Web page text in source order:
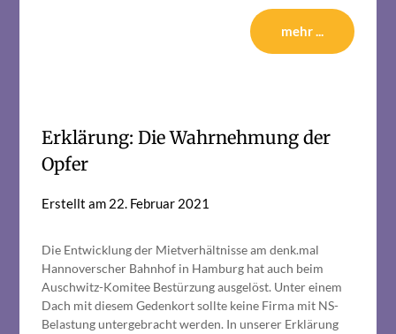
mehr ...
Erklärung: Die Wahrnehmung der
Opfer
Erstellt am 22. Februar 2021
Die Entwicklung der Mietverhältnisse am denk.mal
Hannoverscher Bahnhof in Hamburg hat auch beim
Auschwitz-Komitee Bestürzung ausgelöst. Unter einem
Dach mit diesem Gedenkort sollte keine Firma mit NS-
Belastung untergebracht werden. In unserer Erklärung